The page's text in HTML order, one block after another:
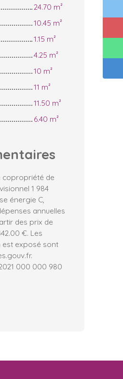
24.70 m²
10.45 m²
1.15 m²
4.25 m²
10 m²
11 m²
11.50 m²
6.40 m²
copropriété de
1 984
énergie C,
annuelles
des prix de
€. Les
est exposé sont
000 000 980